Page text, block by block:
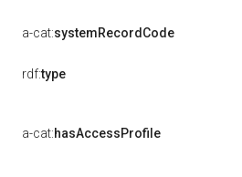
a-cat:systemRecordCode
rdf:type
a-cat:hasAccessProfile